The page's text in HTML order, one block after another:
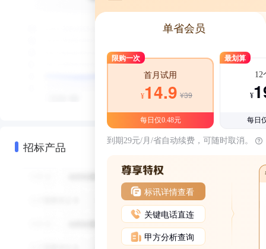
招标产品
单省会员
限购一次
首月试用
¥14.9 ¥39
每日仅0.48元
最划算
12
¥
每日
到期29元/月/省自动续费，可随时取消。
标讯详情查看
关键电话直连
甲方分析查询